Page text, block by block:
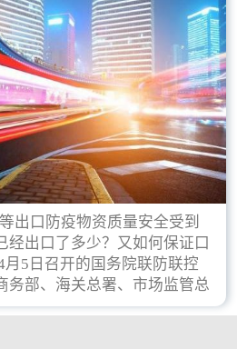
出口防疫物资质量安全受到
经出口了多少？又如何保证口
月5日召开的国务院联防联控
务部、海关总署、市场监管总